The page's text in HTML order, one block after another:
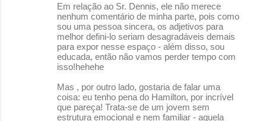
Em relação ao Sr. Dennis, ele não merece
nenhum comentário de minha parte, pois como
sou uma pessoa sincera, os adjetivos para
melhor defini-lo seriam desagradáveis demais
para expor nesse espaço - além disso, sou
educada, então não vamos perder tempo com
isso!hehehe
Mas , por outro lado, gostaria de falar uma
coisa: eu tenho pena do Hamilton, por incrível
que pareça! Trata-se de um jovem sem
estrutura emocional e nem familiar - aquela